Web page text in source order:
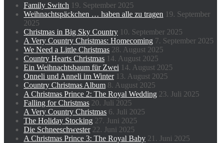
Family Switch 19. September 2025
Weihnachtspäckchen … haben alle zu tragen 19. September
2025
Christmas in Big Sky Country 10. September 2025
A Very Country Christmas: Homecoming 7. September 2025
We Need a Little Christmas 28. August 2025
Country Hearts Christmas 14. August 2025
Ein Weihnachtsbaum für Zwei 14. August 2025
Onneli und Anneli im Winter 13. August 2025
Country Christmas Album 8. August 2025
A Christmas Prince 2: The Royal Wedding 23. Juli 2025
Falling for Christmas 20. Juli 2025
A Very Country Christmas 6. Juli 2025
The Holiday Stocking 27. Juni 2025
Die Schneeschwester 22. Juni 2025
A Christmas Prince 3: The Royal Baby 21. Juni 2025